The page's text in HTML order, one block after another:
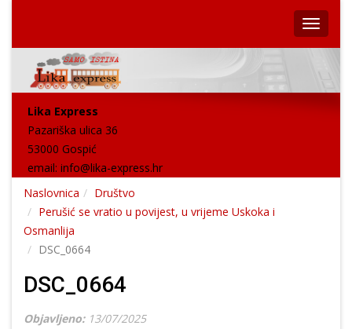
Lika Express
Pazariška ulica 36
53000 Gospić
email: info@lika-express.hr
Naslovnica
Društvo
Perušić se vratio u povijest, u vrijeme Uskoka i
Osmanlija
DSC_0664
DSC_0664
Objavljeno: 13/07/2025